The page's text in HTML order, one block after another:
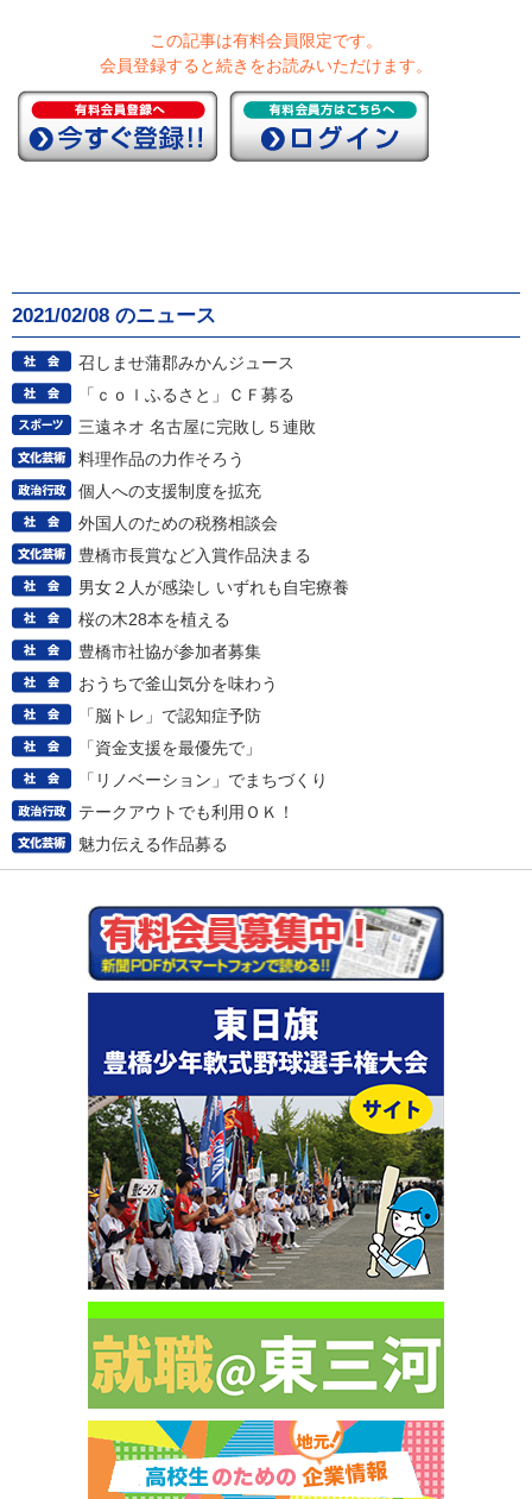
この記事は有料会員限定です。
会員登録すると続きをお読みいただけます。
2021/02/08 のニュース
召しませ蒲郡みかんジュース
「ｃｏｌふるさと」ＣＦ募る
三遠ネオ 名古屋に完敗し５連敗
料理作品の力作そろう
個人への支援制度を拡充
外国人のための税務相談会
豊橋市長賞など入賞作品決まる
男女２人が感染し いずれも自宅療養
桜の木28本を植える
豊橋市社協が参加者募集
おうちで釜山気分を味わう
「脳トレ」で認知症予防
「資金支援を最優先で」
「リノベーション」でまちづくり
テークアウトでも利用ＯＫ！
魅力伝える作品募る